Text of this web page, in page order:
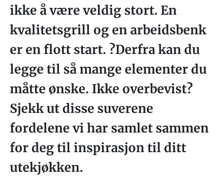
ikke å være veldig stort. En
kvalitetsgrill og en arbeidsbenk
er en flott start. ?Derfra kan du
legge til så mange elementer du
måtte ønske. Ikke overbevist?
Sjekk ut disse suverene
fordelene vi har samlet sammen
for deg til inspirasjon til ditt
utekjøkken.